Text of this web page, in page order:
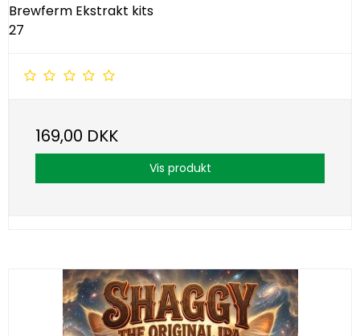
Brewferm Ekstrakt kits
27
169,00 DKK
Vis produkt